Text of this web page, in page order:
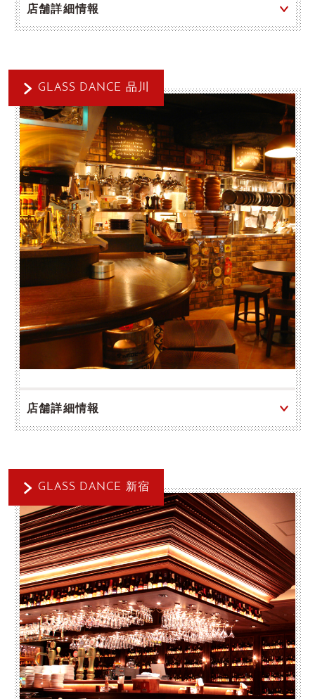
店舗詳細情報
GLASS DANCE 品川
店舗詳細情報
GLASS DANCE 新宿